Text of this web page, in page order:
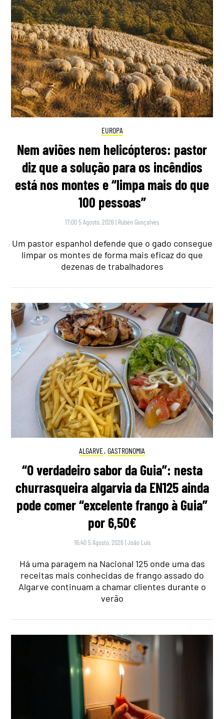
EUROPA
Nem aviões nem helicópteros: pastor
diz que a solução para os incêndios
está nos montes e “limpa mais do que
100 pessoas”
17:00 5 Agosto, 2026 | Rubén Gonçalves
Um pastor espanhol defende que o gado consegue
limpar os montes de forma mais eficaz do que
dezenas de trabalhadores
ALGARVE, GASTRONOMIA
“O verdadeiro sabor da Guia”: nesta
churrasqueira algarvia da EN125 ainda
pode comer “excelente frango à Guia”
por 6,50€
16:40 5 Agosto, 2026 |João Luís
Há uma paragem na Nacional 125 onde uma das
receitas mais conhecidas de frango assado do
Algarve continuam a chamar clientes durante o
verão